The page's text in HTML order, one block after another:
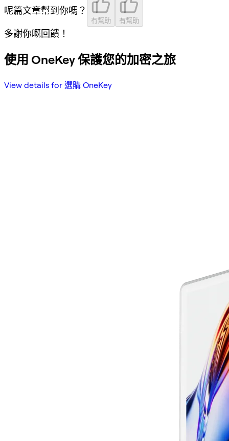
呢篇文章幫到你嗎？
冇幫助 有幫助
多謝你嘅回饋！
使用 OneKey 保護您的加密之旅
View details for 選購 OneKey